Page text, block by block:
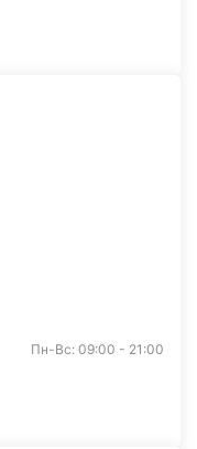
Пн-Вс: 09:00 - 21:00